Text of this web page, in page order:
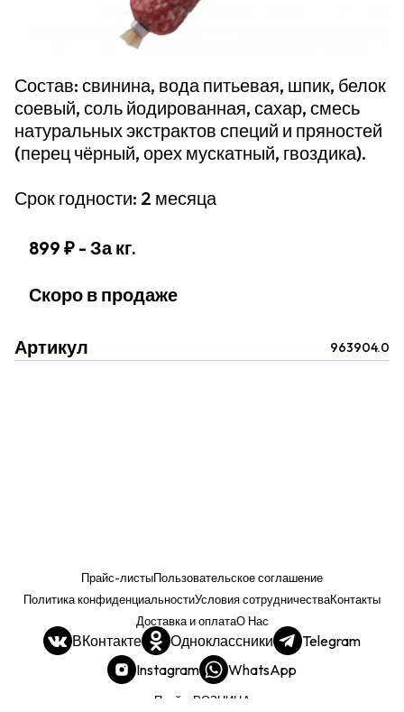
Состав: свинина, вода питьевая, шпик, белок
соевый, соль йодированная, сахар, смесь
натуральных экстрактов специй и пряностей
(перец чёрный, орех мускатный, гвоздика).
Срок годности: 2 месяца
899 ₽ - За кг.
Скоро в продаже
Артикул 963904.0
Прайс-листыПользовательское соглашение
Политика конфиденциальностиУсловия сотрудничестваКонтакты
Доставка и оплатаО Нас
ВКонтакте Одноклассники
Telegram
Instagram
WhatsApp
Прайс. РОЗНИЦА